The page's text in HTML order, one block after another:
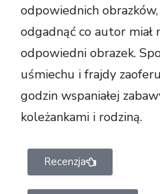
odpowiednich
odgadnąć co autor miał
odpowiedni obrazek.
uśmiechu i frajdy
godzin wspaniałej
koleżankami i rodziną.
Recenzja